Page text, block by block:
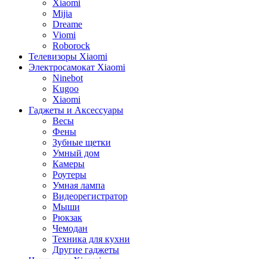
Xiaomi
Mijia
Dreame
Viomi
Roborock
Телевизоры Xiaomi
Электросамокат Xiaomi
Ninebot
Kugoo
Xiaomi
Гаджеты и Аксессуары
Весы
Фены
Зубные щетки
Умный дом
Камеры
Роутеры
Умная лампа
Видеорегистратор
Мыши
Рюкзак
Чемодан
Техника для кухни
Другие гаджеты